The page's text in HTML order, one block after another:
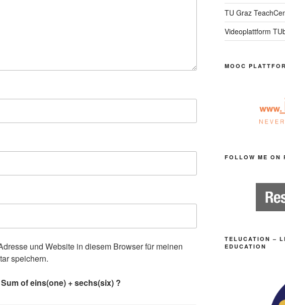
und Website in diesem Browser für meinen
speichern.
of eins(one) + sechs(six) ?
TU Graz
Videoplattform
MOOC
FOLLOW ME ON
TELUCATION –
EDUCATION